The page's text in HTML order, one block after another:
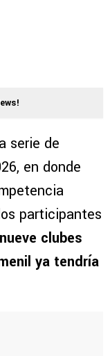
serie de
en donde
participantes
clubes
ya tendría